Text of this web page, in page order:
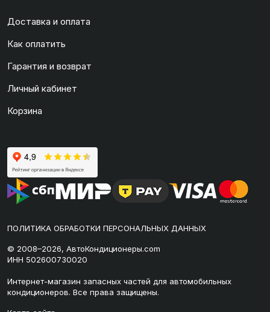
Доставка и оплата
Как оплатить
Гарантия и возврат
Личный кабинет
Корзина
ПОЛИТИКА ОБРАБОТКИ ПЕРСОНАЛЬНЫХ ДАННЫХ
© 2008–2026, АвтоКондиционеры.com
ИНН 502600730020
Интернет-магазин запасных частей для автомобильных
кондиционеров. Все права защищены.